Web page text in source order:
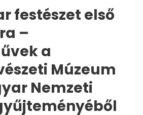
festészet első
–
a
Múzeum
Nemzeti